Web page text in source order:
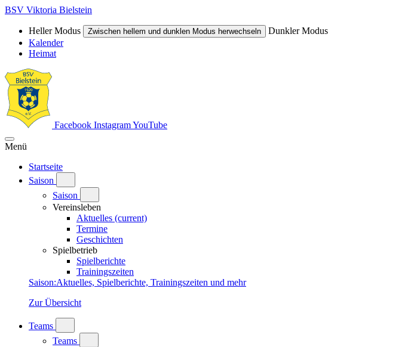
BSV Viktoria Bielstein
Heller Modus Zwischen hellem und dunklen Modus herwechseln
Dunkler Modus
Kalender
Heimat
Facebook InstagramYouTube
Menü
Startseite
Saison
Saison
Vereinsleben
Aktuelles (current)
Termine
Geschichten
Spielbetrieb
Spielberichte
Trainingszeiten
Saison:Aktuelles, Spielberichte, Trainingszeiten und mehr
Zur Übersicht
Teams
Teams